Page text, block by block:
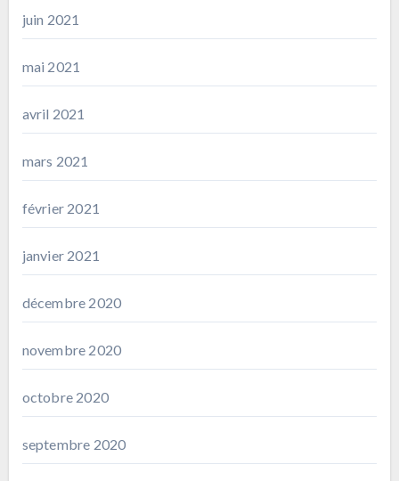
juin 2021
mai 2021
avril 2021
mars 2021
février 2021
janvier 2021
décembre 2020
novembre 2020
octobre 2020
septembre 2020